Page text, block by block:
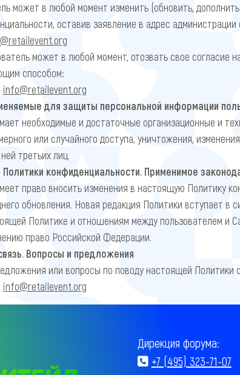
может в любой момент изменить (обновить,
оставив заявление в адрес
может в любой момент, отозвать свое согласие
способом:
info@retailevent.org
для защиты персональной информации
необходимые и достаточные организационные и
или случайного доступа, уничтожения,
третьих лиц.
конфиденциальности. Применимое
право вносить изменения в настоящую Политику
обновления. Новая редакция Политики вступает
Политике и отношениям между пользователем и
право Российской Федерации.
Вопросы и предложения
или вопросы по поводу настоящей Политики
info@retailevent.org
Дирекция форума:
+7 (495) 323-71-07